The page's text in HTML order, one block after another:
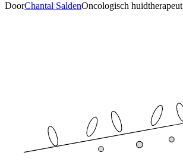
DoorChantal SaldenOncologisch huidtherapeut